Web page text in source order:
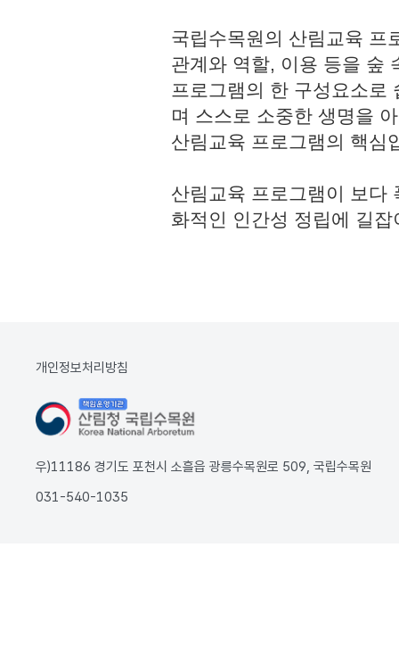
국립수목원의 산림교육 프
관계와 역할, 이용 등을 숲
프로그램의 한 구성요소로
며 스스로 소중한 생명을
산림교육 프로그램의 핵심
산림교육 프로그램이 보다
화적인 인간성 정립에 길
개인정보처리방침
우)11186 경기도 포천시 소흘읍 광릉수목원로 509, 국립수목원
031-540-1035